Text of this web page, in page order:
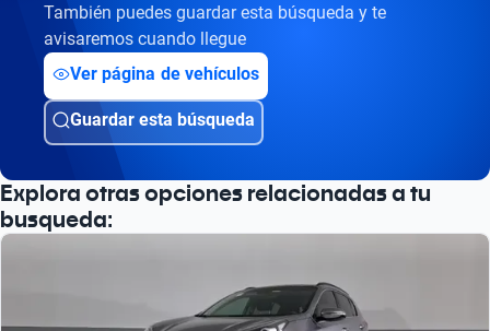
También puedes guardar esta búsqueda y te
avisaremos cuando llegue
Ver página de vehículos
Guardar esta búsqueda
Explora otras opciones relacionadas a tu
busqueda: